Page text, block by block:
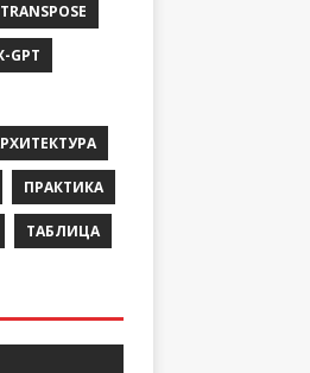
TRANSPOSE
GPT
ПРАКТИКА
ТАБЛИЦА